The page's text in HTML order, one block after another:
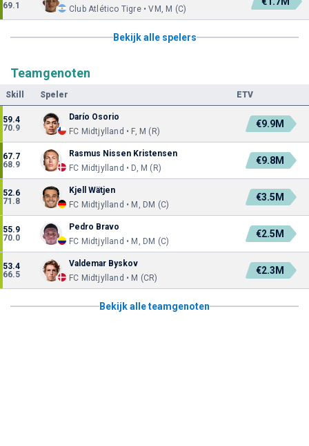
69.1
Club Atlético Tigre • VM, M (C)
Bekijk alle spelers
Teamgenoten
Skill Speler ETV
59.4
70.9
Darío Osorio
FC Midtjylland • F, M (R)
€9.9M
67.7
68.9
Rasmus Nissen Kristensen
FC Midtjylland • D, M (R)
€9.8M
52.6
71.8
Kjell Wätjen
FC Midtjylland • M, DM (C)
€3.5M
55.9
70.0
Pedro Bravo
FC Midtjylland • M, DM (C)
€2.5M
53.4
66.5
Valdemar Byskov
FC Midtjylland • M (CR)
€2.3M
Bekijk alle teamgenoten